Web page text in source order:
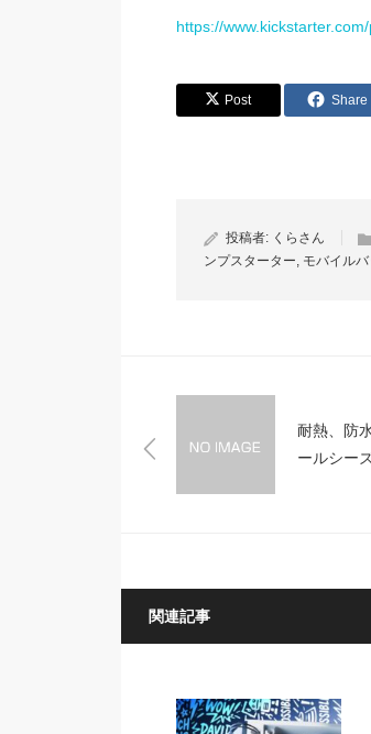
https://
Post Share
投稿者: くらさん
ンプスターター, モバイル
耐熱、防
ールシー
関連記事